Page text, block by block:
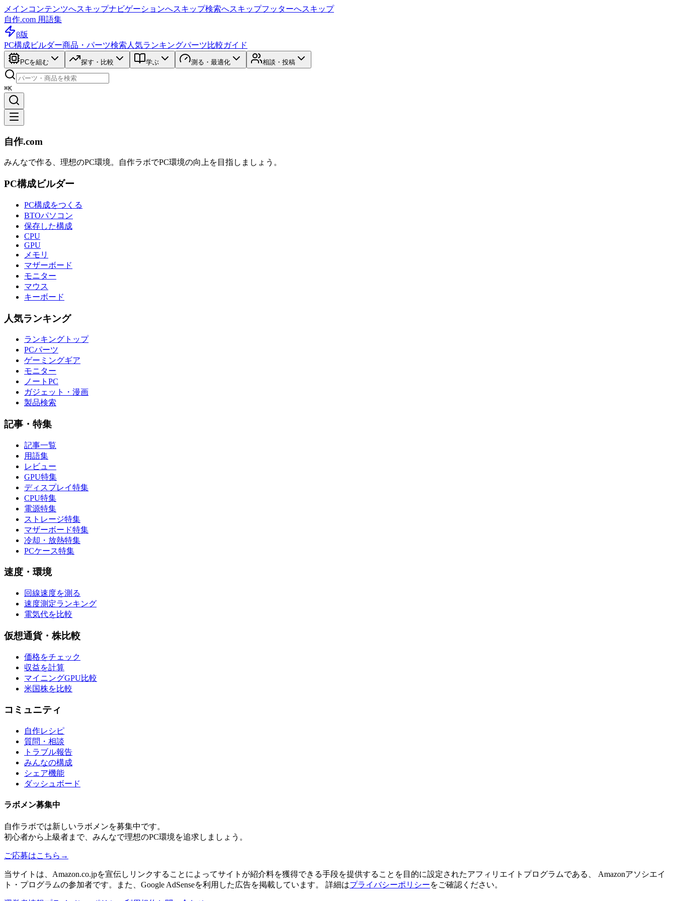
メインコンテンツへスキップナビゲーションへスキップ検索へスキップフッターへスキップ
自作.com 用語集
β版
PC構成ビルダー商品・パーツ検索 人気ランキングパーツ比較ガイド
PCを組む 探す・比較 学ぶ 測る・最適化 相談・投稿
⌘K
自作.com
みんなで作る、理想のPC環境。 自作ラボでPC環境の向上を目指しましょう。
PC構成ビルダー
PC構成をつくる
BTOパソコン
保存した構成
CPU
GPU
メモリ
マザーボード
モニター
マウス
キーボード
人気ランキング
ランキングトップ
PCパーツ
ゲーミングギア
モニター
ノートPC
ガジェット・漫画
製品検索
記事・特集
記事一覧
用語集
レビュー
GPU特集
ディスプレイ特集
CPU特集
電源特集
ストレージ特集
マザーボード特集
冷却・放熱特集
PCケース特集
速度・環境
回線速度を測る
速度測定ランキング
電気代を比較
仮想通貨・株比較
価格をチェック
収益を計算
マイニングGPU比較
米国株を比較
コミュニティ
自作レシピ
質問・相談
トラブル報告
みんなの構成
シェア機能
ダッシュボード
ラボメン募集中
自作ラボでは新しいラボメンを募集中です。
初心者から上級者まで、みんなで理想のPC環境を追求しましょう。
ご応募はこちら →
当サイトは、Amazon.co.jpを宣伝しリンクすることによってサイトが紹介料を獲得できる手段を提供することを目的に設定されたアフィリエイトプログラムである、 Amazonアソシエイ
ト・プログラムの参加者です。また、Google AdSenseを利用した広告を掲載しています。 詳細はプライバシーポリシーをご確認ください。